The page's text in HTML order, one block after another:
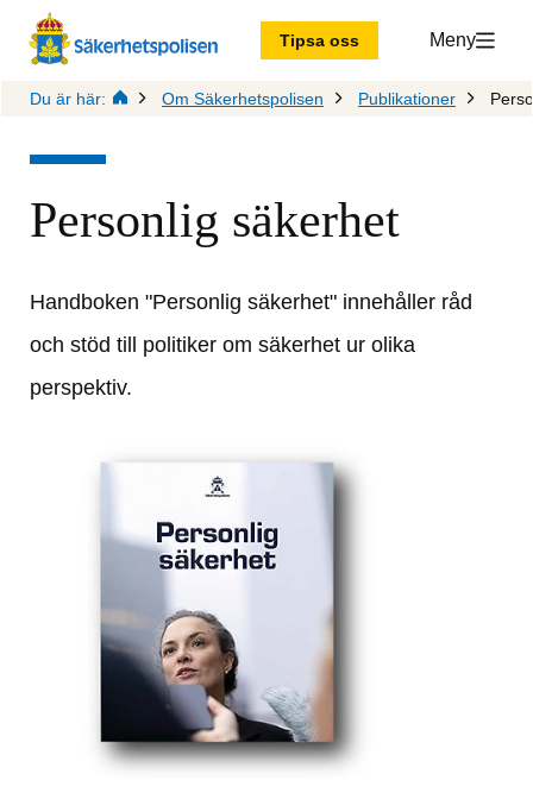
Tipsa oss Meny
Du är här: Om Säkerhetspolisen Publikationer
Personlig säkerhet
Handboken "Personlig säkerhet" innehåller råd
och stöd till politiker om säkerhet ur olika
perspektiv.